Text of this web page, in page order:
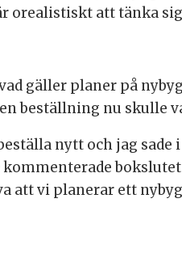
orealistiskt att tänka
gäller planer på
beställning nu skulle
nytt och jag
att vi planerar ett